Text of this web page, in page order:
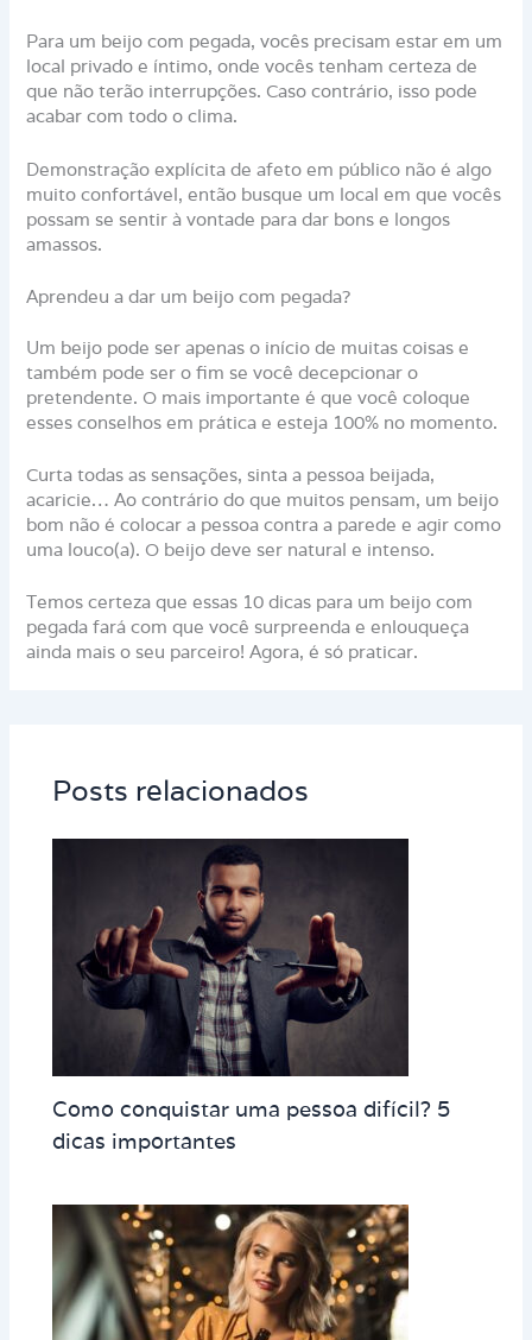
Para um beijo com pegada, vocês precisam estar em um
local privado e íntimo, onde vocês tenham certeza de
que não terão interrupções. Caso contrário, isso pode
acabar com todo o clima.
Demonstração explícita de afeto em público não é algo
muito confortável, então busque um local em que vocês
possam se sentir à vontade para dar bons e longos
amassos.
Aprendeu a dar um beijo com pegada?
Um beijo pode ser apenas o início de muitas coisas e
também pode ser o fim se você decepcionar o
pretendente. O mais importante é que você coloque
esses conselhos em prática e esteja 100% no momento.
Curta todas as sensações, sinta a pessoa beijada,
acaricie… Ao contrário do que muitos pensam, um beijo
bom não é colocar a pessoa contra a parede e agir como
uma louco(a). O beijo deve ser natural e intenso.
Temos certeza que essas 10 dicas para um beijo com
pegada fará com que você surpreenda e enlouqueça
ainda mais o seu parceiro! Agora, é só praticar.
Posts relacionados
Como conquistar uma pessoa difícil? 5
dicas importantes